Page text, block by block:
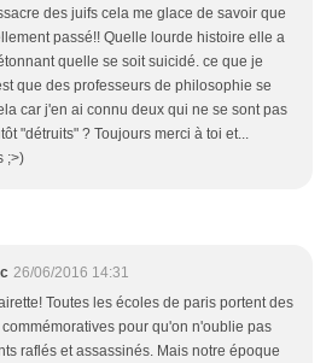
des juifs cela me glace de savoir que
passé!! Quelle lourde histoire elle a
quelle se soit suicidé. ce que je
que des professeurs de philosophie se
car j'en ai connu deux qui ne se sont pas
"détruits" ? Toujours merci à toi et...
;>)
26/06/2016 14:31
Toutes les écoles de paris portent des
pour qu'on n'oublie pas
raflés et assassinés. Mais notre époque